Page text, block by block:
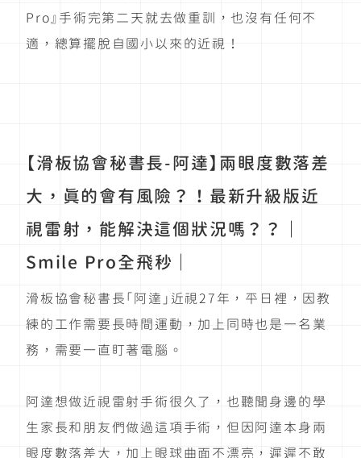
Pro』手術完第二天就去做重訓，也沒有任何不
適，總算擺脫自國小以來的近視！
【滑板協會秘書長-阿達】兩眼度數落差
大，真的會有風險？！最新升級版近
視雷射，能解決這個狀況嗎？？｜
Smile Pro全飛秒｜
滑板協會秘書長「阿達」近視27年，平日裡，因教
練的工作需要長時間運動，加上同時也是一名業
務，需要一直盯著電腦。
阿達想做近視雷射手術很久了，也聽聞身邊的學
生家長和朋友們做過這項手術，但因阿達本身兩
眼度數落差大，加上眼球曲面不漂亮，遲遲不敢